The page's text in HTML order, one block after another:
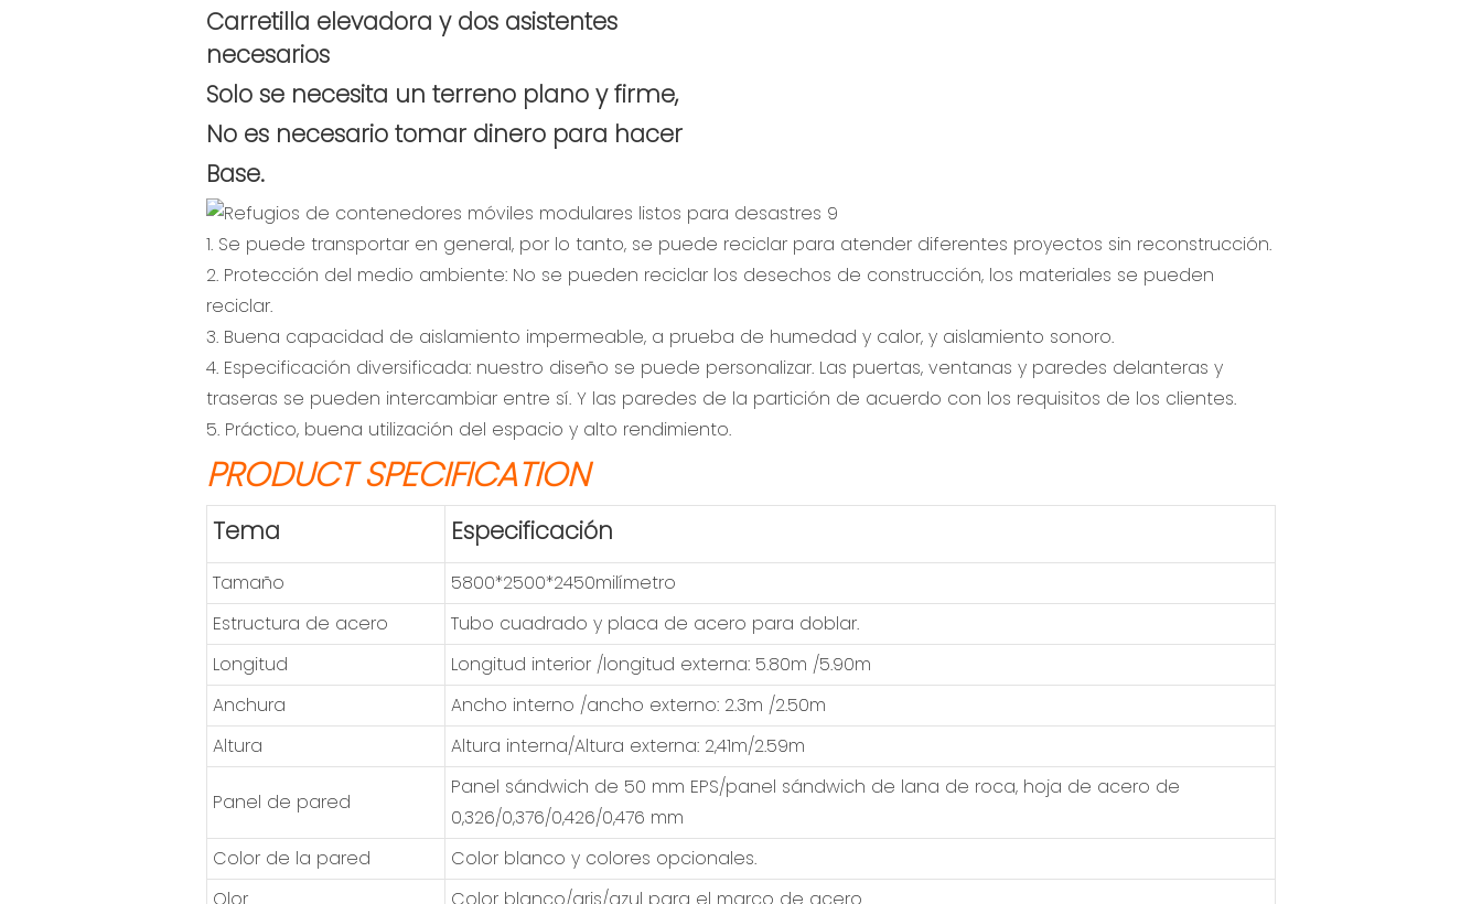
Carretilla elevadora y dos asistentes
necesarios
Solo se necesita un terreno plano y firme,
No es necesario tomar dinero para hacer
Base.
1. Se puede transportar en general, por lo tanto, se puede reciclar para atender diferentes proyectos sin reconstrucción.
2. Protección del medio ambiente: No se pueden reciclar los desechos de construcción, los materiales se pueden
reciclar.
3. Buena capacidad de aislamiento impermeable, a prueba de humedad y calor, y aislamiento sonoro.
4. Especificación diversificada: nuestro diseño se puede personalizar. Las puertas, ventanas y paredes delanteras y
traseras se pueden intercambiar entre sí. Y las paredes de la partición de acuerdo con los requisitos de los clientes.
5. Práctico, buena utilización del espacio y alto rendimiento.
PRODUCT SPECIFICATION
Tema Especificación
Tamaño
5800*2500*2450milímetro
Estructura de acero
Tubo cuadrado y placa de acero para doblar.
Longitud
Longitud interior /longitud externa: 5.80m /5.90m
Anchura
Ancho interno /ancho externo: 2.3m /2.50m
Altura
Altura interna/Altura externa: 2,41m/2.59m
Panel de pared
Panel sándwich de 50 mm EPS/panel sándwich de lana de roca, hoja de acero de
0,326/0,376/0,426/0,476 mm
Color de la pared
Color blanco y colores opcionales.